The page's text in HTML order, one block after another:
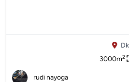
3000m2
rudi nayoga